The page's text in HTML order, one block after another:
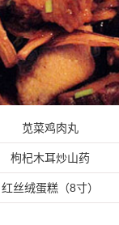
苋菜鸡肉丸
枸杞木耳炒山药
红丝绒蛋糕（8寸）